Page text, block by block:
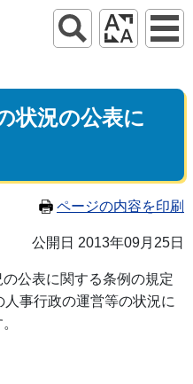
状況の公表に
ページの内容を印刷
公開日 2013年09月25日
公表に関する条例の規定
事行政の運営等の状況に